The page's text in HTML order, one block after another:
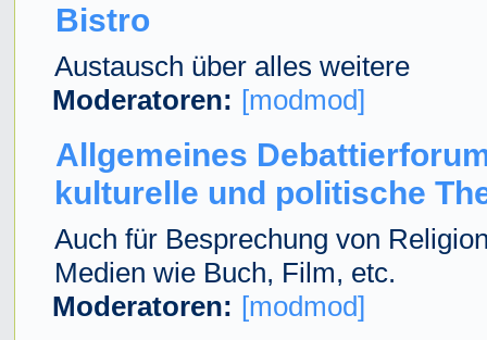
Bistro
Austausch über alles weitere
Moderatoren: [modmod]
Allgemeines
kulturelle und politische
Auch für Besprechung von
Medien wie Buch, Film, etc.
Moderatoren: [modmod]